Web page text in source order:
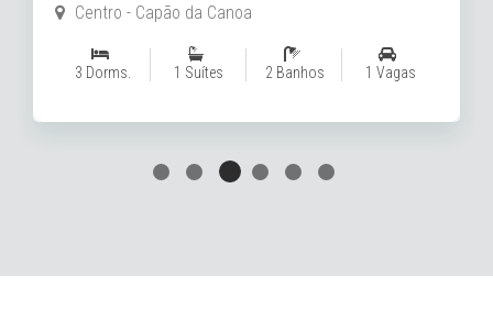
Navegantes - Capão da Canoa
3 Dorms. 1 Suítes 3 Banhos 2 Vagas